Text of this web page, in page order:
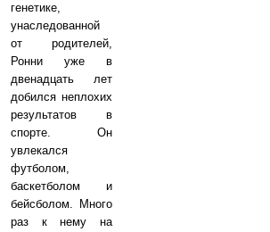
генетике,
унаследованной
от родителей,
Ронни уже в
двенадцать лет
добился неплохих
результатов в
спорте. Он
увлекался
футболом,
баскетболом и
бейсболом. Много
раз к нему на